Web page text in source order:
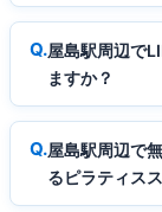
屋島駅周辺で
ますか？
屋島駅周辺で
るピラティス